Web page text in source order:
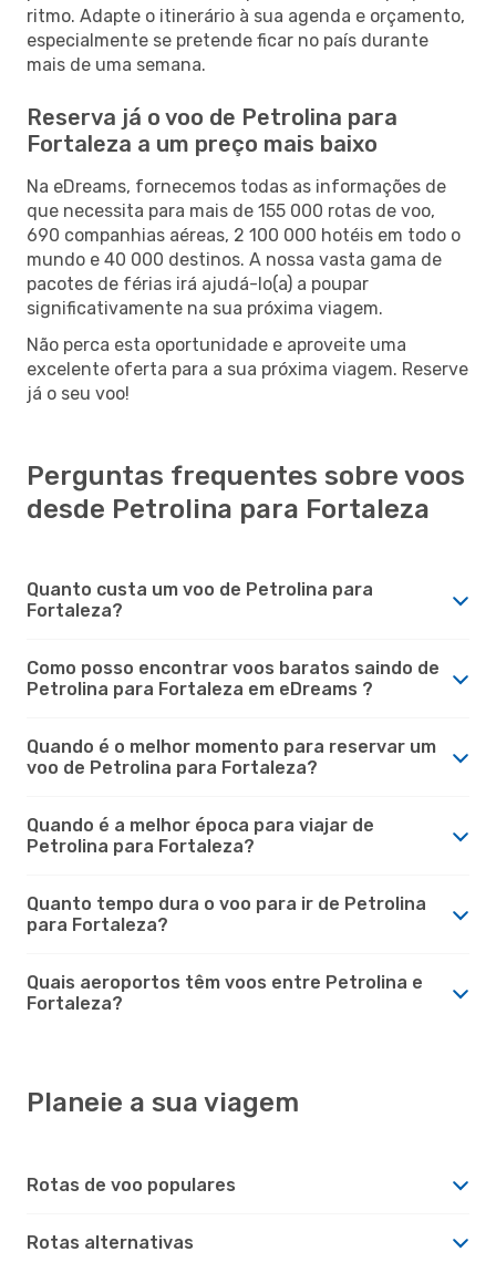
ritmo. Adapte o itinerário à sua agenda e orçamento,
especialmente se pretende ficar no país durante
mais de uma semana.
Reserva já o voo de Petrolina para
Fortaleza a um preço mais baixo
Na eDreams, fornecemos todas as informações de
que necessita para mais de 155 000 rotas de voo,
690 companhias aéreas, 2 100 000 hotéis em todo o
mundo e 40 000 destinos. A nossa vasta gama de
pacotes de férias irá ajudá-lo(a) a poupar
significativamente na sua próxima viagem.
Não perca esta oportunidade e aproveite uma
excelente oferta para a sua próxima viagem. Reserve
já o seu voo!
Perguntas frequentes sobre voos
desde Petrolina para Fortaleza
Quanto custa um voo de Petrolina para
Fortaleza?
Como posso encontrar voos baratos saindo de
Petrolina para Fortaleza em eDreams ?
Quando é o melhor momento para reservar um
voo de Petrolina para Fortaleza?
Quando é a melhor época para viajar de
Petrolina para Fortaleza?
Quanto tempo dura o voo para ir de Petrolina
para Fortaleza?
Quais aeroportos têm voos entre Petrolina e
Fortaleza?
Planeie a sua viagem
Rotas de voo populares
Rotas alternativas